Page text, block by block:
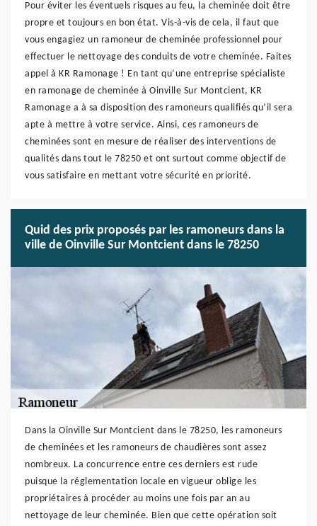
Pour éviter les éventuels risques au feu, la cheminée doit être
propre et toujours en bon état. Vis-à-vis de cela, il faut que
vous engagiez un ramoneur de cheminée professionnel pour
effectuer le nettoyage des conduits de votre cheminée. Faites
appel à KR Ramonage ! En tant qu’une entreprise spécialiste
en ramonage de cheminée à Oinville Sur Montcient, KR
Ramonage a à sa disposition des ramoneurs qualifiés qu’il sera
apte à mettre à votre service. Ainsi, ces ramoneurs de
cheminées sont en mesure de réaliser des interventions de
qualités dans tout le 78250 et ont surtout comme objectif de
vous satisfaire en mettant votre sécurité en priorité.
Quid des prix proposés par les ramoneurs dans la
ville de Oinville Sur Montcient dans le 78250
Dans la Oinville Sur Montcient dans le 78250, les ramoneurs
de cheminées et les ramoneurs de chaudières sont assez
nombreux. La concurrence entre ces derniers est rude
puisque la réglementation locale en vigueur oblige les
propriétaires à procéder au moins une fois par an au
nettoyage de leur cheminée. Bien que cette opération soit